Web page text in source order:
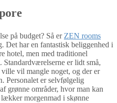
på budget? Så erZEN rooms
Det har en fantastisk beliggenhed i
hotel, men med traditionel
Standardværelserne er lidt små,
vil mangle noget, og der er
Personalet er selvfølgelig
grønne områder, hvor man kan
morgenmad i skønne